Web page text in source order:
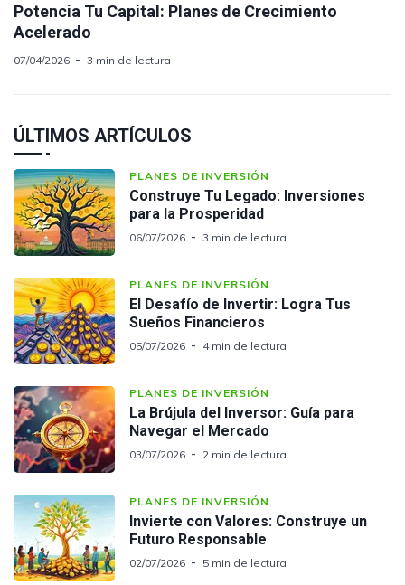
Potencia Tu Capital: Planes de Crecimiento
Acelerado
07/04/2026 3 min de lectura
ÚLTIMOS ARTÍCULOS
PLANES DE INVERSIÓN
Construye Tu Legado: Inversiones
para la Prosperidad
06/07/2026 3 min de lectura
PLANES DE INVERSIÓN
El Desafío de Invertir: Logra Tus
Sueños Financieros
05/07/2026 4 min de lectura
PLANES DE INVERSIÓN
La Brújula del Inversor: Guía para
Navegar el Mercado
03/07/2026 2 min de lectura
PLANES DE INVERSIÓN
Invierte con Valores: Construye un
Futuro Responsable
02/07/2026 5 min de lectura